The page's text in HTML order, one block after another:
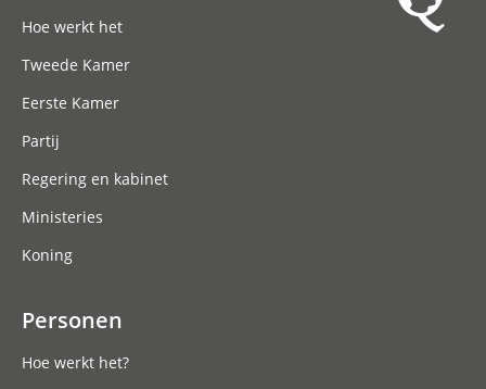
Hoe werkt het
Tweede Kamer
Eerste Kamer
Partij
Regering en kabinet
Ministeries
Koning
Personen
Hoe werkt het?